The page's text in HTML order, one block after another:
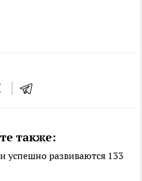
также:
успешно развиваются 133